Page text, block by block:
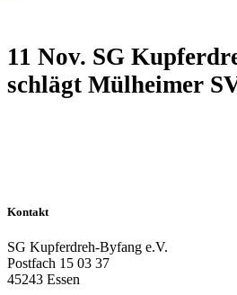
11 Nov. SG
schlägt Mülheimer
Kontakt
SG Kupferdreh-Byfang e.V.
Postfach 15 03 37
45243 Essen